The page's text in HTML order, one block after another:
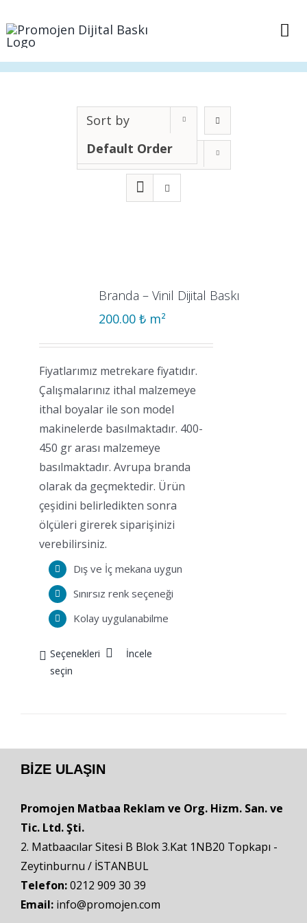
to
Sepet
İletişim
Sort by
Default Order
Show12 Products
Branda – Vinil Dijital Baskı
200.00 ₺m²
Fiyatlarımız metrekare fiyatıdır.
Çalışmalarınız ithal malzemeye
ithal boyalar ile son model
makinelerde basılmaktadır. 400-
450 gr arası malzemeye
basılmaktadır. Avrupa branda
olarak da geçmektedir. Ürün
çeşidini belirledikten sonra
ölçüleri girerek siparişinizi
verebilirsiniz.
Dış ve İç mekana uygun
Sınırsız renk seçeneği
Kolay uygulanabilme
Seçenekleri
seçin
İncele
BIZE ULAŞIN
Promojen Matbaa Reklam ve Org. Hizm. San. ve
Tic. Ltd. Şti.
2. Matbaacılar Sitesi B Blok 3.Kat 1NB20 Topkapı -
Zeytinburnu / İSTANBUL
Telefon:0212 909 30 39
Email: info@promojen.com